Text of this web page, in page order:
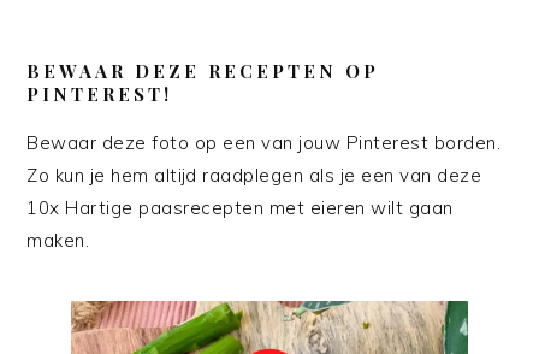
BEWAAR DEZE RECEPTEN OP
PINTEREST!
Bewaar deze foto op een van jouw Pinterest borden.
Zo kun je hem altijd raadplegen als je een van deze
10x Hartige paasrecepten met eieren wilt gaan
maken.